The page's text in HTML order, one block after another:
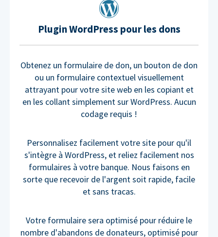
Plugin WordPress pour les dons
Obtenez un formulaire de don, un bouton de don
ou un formulaire contextuel visuellement
attrayant pour votre site web en les copiant et
en les collant simplement sur WordPress. Aucun
codage requis !
Personnalisez facilement votre site pour qu'il
s'intègre à WordPress, et reliez facilement nos
formulaires à votre banque. Nous faisons en
sorte que recevoir de l'argent soit rapide, facile
et sans tracas.
Votre formulaire sera optimisé pour réduire le
nombre d'abandons de donateurs, optimisé pour